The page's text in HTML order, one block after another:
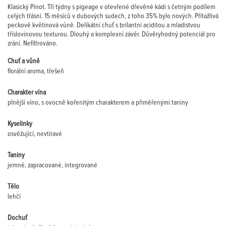
Klasický Pinot. Tři týdny s pigeage v otevřené dřevěné kádi s četným podílem
celých třásní. 15 měsíců v dubových sudech, z toho 35% bylo nových. Přítažlivá
peckově květinová vůně. Delikátní chuť s brilantní aciditou a mladistvou
tříslovinovou texturou. Dlouhý a komplexní závěr. Důvěryhodný potenciál pro
zrání. Nefiltrováno.
Chuť a vůně
florální aroma, třešeň
Charakter vína
plnější víno, s ovocně kořenitým charakterem a přiměřenými taniny
Kyselinky
osvěžující, nevtíravé
Taniny
jemné, zapracované, integrované
Tělo
lehčí
Dochuť